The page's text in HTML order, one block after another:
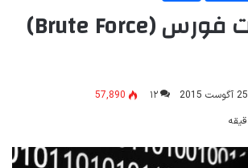
حملات بروت فورس (Brute Force)
25 آگوست 2015 ۱۲
57,890